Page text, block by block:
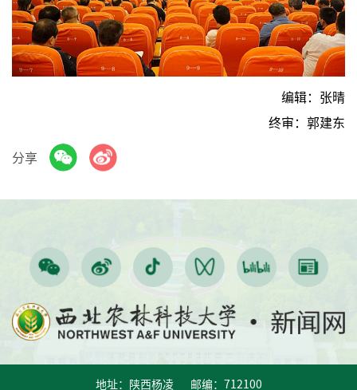
编辑：张晴
终审：郭建东
分享
地址：陕西杨凌 邮编：712100